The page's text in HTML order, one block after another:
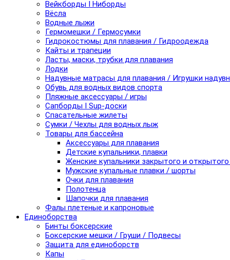
Вейкборды I Ниборды
Вёсла
Водные лыжи
Гермомешки / Гермосумки
Гидрокостюмы для плавания / Гидроодежда
Кайты и трапеции
Ласты, маски, трубки для плавания
Лодки
Надувные матрасы для плавания / Игрушки
Обувь для водных видов спорта
Пляжные аксессуары / игры
Сапборды I Sup-доски
Спасательные жилеты
Сумки / Чехлы для водных лыж
Товары для бассейна
Аксессуары для плавания
Детские купальники, плавки
Женские купальники закрытого и
Мужские купальные плавки / шорты
Очки для плавания
Полотенца
Шапочки для плавания
Фалы плетеные и капроновые
Единоборства
Бинты боксерские
Боксерские мешки / Груши / Подвесы
Защита для единоборств
Капы